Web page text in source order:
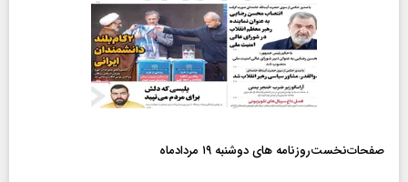
صفحات‌نخست‌روزنامه ها‌ی دوشنبه ۱۹ مردادماه